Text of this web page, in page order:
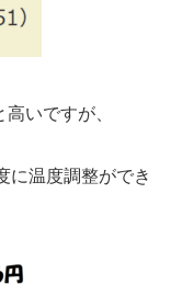
高いですが、
に温度調整ができ